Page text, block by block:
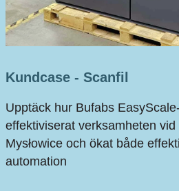
Kundcase - Scanfil
Upptäck hur Bufabs
effektiviserat verksamheten vid
Mysłowice och ökat både
automation